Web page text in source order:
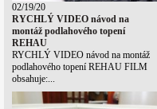
02/19/20
RYCHLÝ VIDEO návod na
montáž podlahového topení
REHAU
RYCHLÝ VIDEO návod na montáž
podlahového topení REHAU FILM
obsahuje:...